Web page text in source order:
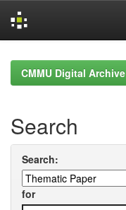
navigationCMMU Digital Archive
Search
Search:
for